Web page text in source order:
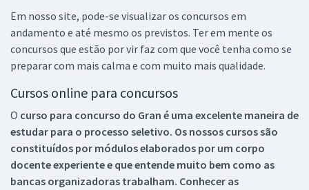
Em nosso site, pode-se visualizar os concursos em
andamento e até mesmo os previstos. Ter em mente os
concursos que estão por vir faz com que você tenha como se
preparar com mais calma e com muito mais qualidade.
Cursos online para concursos
O curso para concurso do Gran é uma excelente maneira de
estudar para o processo seletivo. Os nossos cursos são
constituídos por módulos elaborados por um corpo
docente experiente e que entende muito bem como as
bancas organizadoras trabalham. Conhecer as